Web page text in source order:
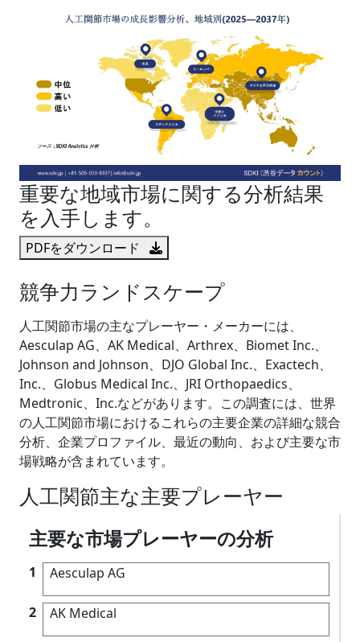
重要な地域市場に関する分析結果
を入手します。
PDFをダウンロード
競争力ランドスケープ
人工関節市場の主なプレーヤー・メーカーには、
Aesculap AG、AK Medical、Arthrex、Biomet Inc.、
Johnson and Johnson、DJO Global Inc.、Exactech、
Inc.、Globus Medical Inc.、JRI Orthopaedics、
Medtronic、Inc.などがあります。この調査には、世界
の人工関節市場におけるこれらの主要企業の詳細な競合
分析、企業プロファイル、最近の動向、および主要な市
場戦略が含まれています。
人工関節主な主要プレーヤー
主要な市場プレーヤーの分析
1 Aesculap AG
2 AK Medical